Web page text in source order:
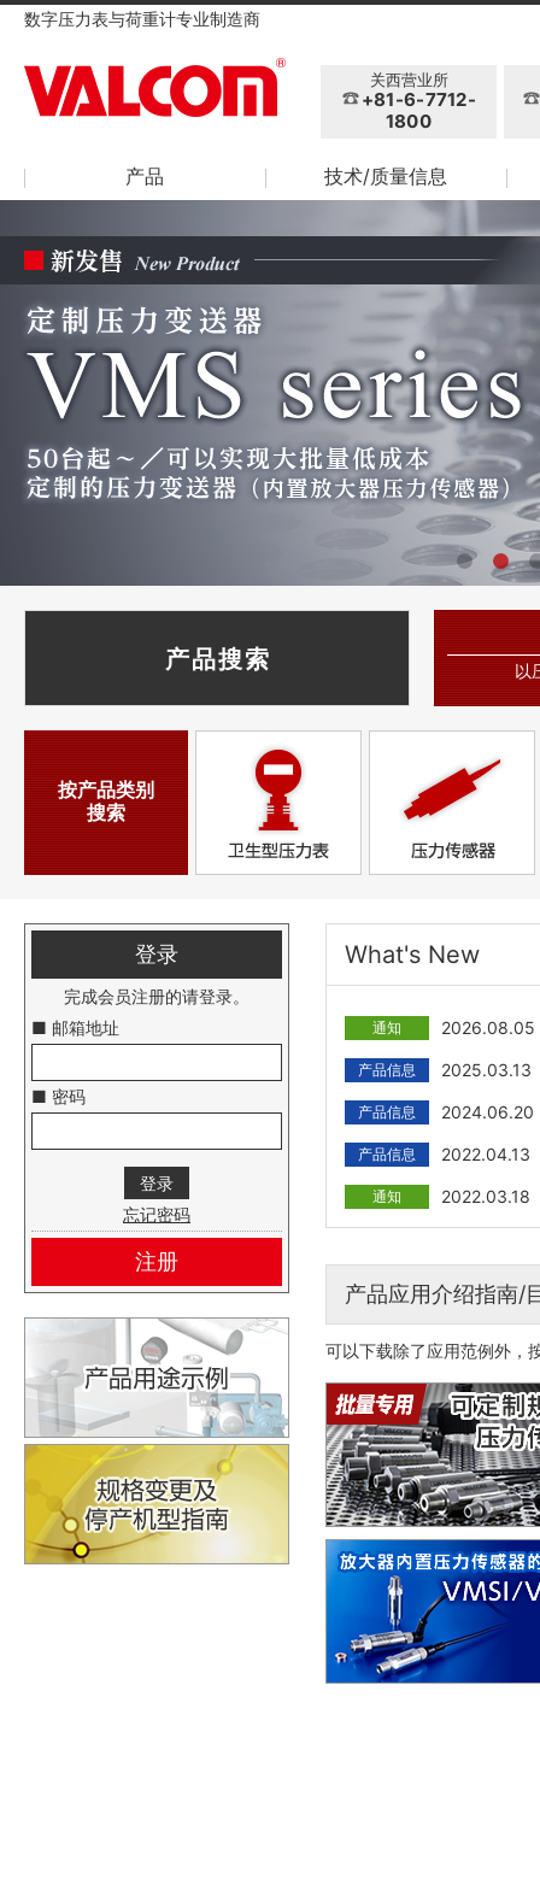
数字压力表与荷重计专业制造商
关西营业所
+81-6-7712-
1800
产品 技术/质量信息
产品搜索 以
按产品类别
搜索
What's New
通知 2026.08.05
产品信息 2025.03.13
产品信息 2024.06.20
产品信息 2022.04.13
通知 2022.03.18
产品应用介绍指南/
可以下载除了应用范例外，
登录
完成会员注册的请登录。
■ 邮箱地址
■ 密码
忘记密码
注册